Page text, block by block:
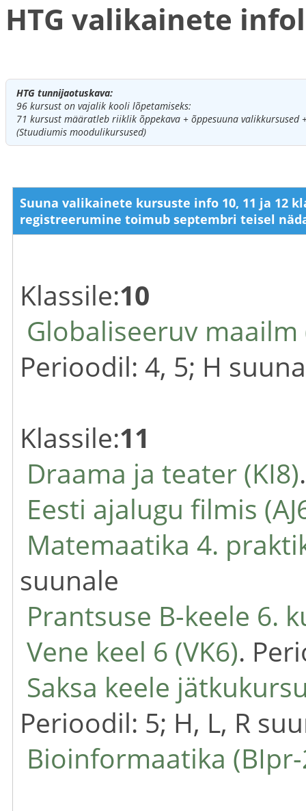
HTG valikainete
HTG tunnijaotuskava:
96 kursust on vajalik kooli lõpetamiseks:
71 kursust määratleb riiklik õppekava + õppesuuna
(Stuudiumis moodulikursused)
Suuna valikainete kursuste info 10, 11 ja 12
registreerumine toimub septembri teisel
Klassile:10
Globaliseeruv maailm
Perioodil: 4, 5; H
Klassile:11
Draama ja teater (KI8)
Eesti ajalugu filmis
Matemaatika 4.
suunale
Prantsuse B-keele 6.
Vene keel 6 (VK6).
Saksa keele
Perioodil: 5; H, L, R
Bioinformaatika